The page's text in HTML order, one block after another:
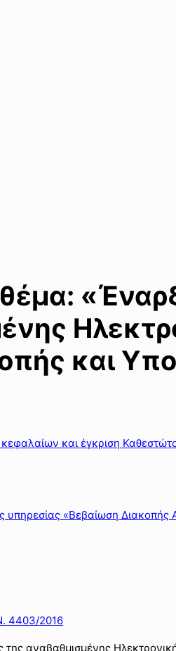
και
και έγκριση
«Βεβαίωση Διακοπής
4403/2016
αναβαθμισμένης